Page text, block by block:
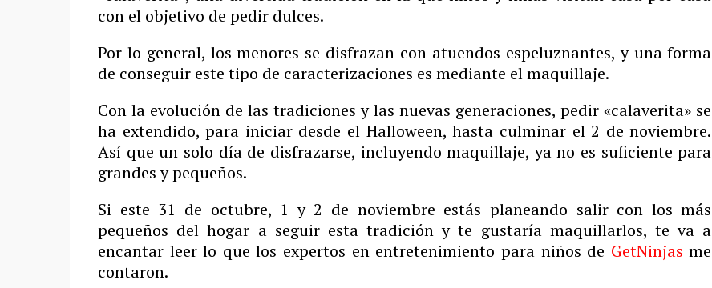
con el objetivo de pedir dulces.
Por lo general, los menores se disfrazan con atuendos espeluznantes, y una forma
de conseguir este tipo de caracterizaciones es mediante el maquillaje.
Con la evolución de las tradiciones y las nuevas generaciones, pedir «calaverita» se
ha extendido, para iniciar desde el Halloween, hasta culminar el 2 de noviembre.
Así que un solo día de disfrazarse, incluyendo maquillaje, ya no es suficiente para
grandes y pequeños.
Si este 31 de octubre, 1 y 2 de noviembre estás planeando salir con los más
pequeños del hogar a seguir esta tradición y te gustaría maquillarlos, te va a
encantar leer lo que los expertos en entretenimiento para niños de GetNinjas me
contaron.